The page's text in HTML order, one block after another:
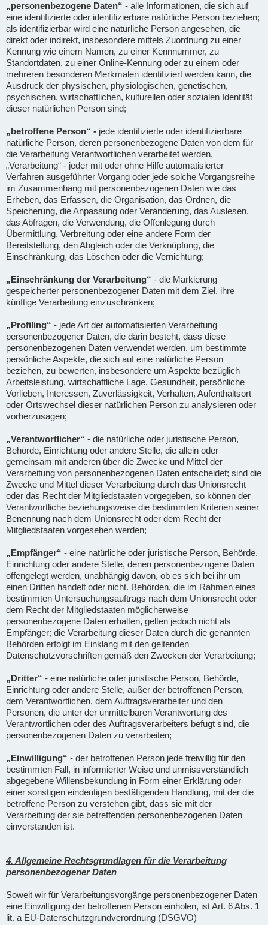
„personenbezogene Daten“ - alle Informationen, die sich auf
eine identifizierte oder identifizierbare natürliche Person beziehen;
als identifizierbar wird eine natürliche Person angesehen, die
direkt oder indirekt, insbesondere mittels Zuordnung zu einer
Kennung wie einem Namen, zu einer Kennnummer, zu
Standortdaten, zu einer Online-Kennung oder zu einem oder
mehreren besonderen Merkmalen identifiziert werden kann, die
Ausdruck der physischen, physiologischen, genetischen,
psychischen, wirtschaftlichen, kulturellen oder sozialen Identität
dieser natürlichen Person sind;
„betroffene Person“ - jede identifizierte oder identifizierbare
natürliche Person, deren personenbezogene Daten von dem für
die Verarbeitung Verantwortlichen verarbeitet werden.
„Verarbeitung“ - jeder mit oder ohne Hilfe automatisierter
Verfahren ausgeführter Vorgang oder jede solche Vorgangsreihe
im Zusammenhang mit personenbezogenen Daten wie das
Erheben, das Erfassen, die Organisation, das Ordnen, die
Speicherung, die Anpassung oder Veränderung, das Auslesen,
das Abfragen, die Verwendung, die Offenlegung durch
Übermittlung, Verbreitung oder eine andere Form der
Bereitstellung, den Abgleich oder die Verknüpfung, die
Einschränkung, das Löschen oder die Vernichtung;
„Einschränkung der Verarbeitung“ - die Markierung
gespeicherter personenbezogener Daten mit dem Ziel, ihre
künftige Verarbeitung einzuschränken;
„Profiling“ - jede Art der automatisierten Verarbeitung
personenbezogener Daten, die darin besteht, dass diese
personenbezogenen Daten verwendet werden, um bestimmte
persönliche Aspekte, die sich auf eine natürliche Person
beziehen, zu bewerten, insbesondere um Aspekte bezüglich
Arbeitsleistung, wirtschaftliche Lage, Gesundheit, persönliche
Vorlieben, Interessen, Zuverlässigkeit, Verhalten, Aufenthaltsort
oder Ortswechsel dieser natürlichen Person zu analysieren oder
vorherzusagen;
„Verantwortlicher“ - die natürliche oder juristische Person,
Behörde, Einrichtung oder andere Stelle, die allein oder
gemeinsam mit anderen über die Zwecke und Mittel der
Verarbeitung von personenbezogenen Daten entscheidet; sind die
Zwecke und Mittel dieser Verarbeitung durch das Unionsrecht
oder das Recht der Mitgliedstaaten vorgegeben, so können der
Verantwortliche beziehungsweise die bestimmten Kriterien seiner
Benennung nach dem Unionsrecht oder dem Recht der
Mitgliedstaaten vorgesehen werden;
„Empfänger“ - eine natürliche oder juristische Person, Behörde,
Einrichtung oder andere Stelle, denen personenbezogene Daten
offengelegt werden, unabhängig davon, ob es sich bei ihr um
einen Dritten handelt oder nicht. Behörden, die im Rahmen eines
bestimmten Untersuchungsauftrags nach dem Unionsrecht oder
dem Recht der Mitgliedstaaten möglicherweise
personenbezogene Daten erhalten, gelten jedoch nicht als
Empfänger; die Verarbeitung dieser Daten durch die genannten
Behörden erfolgt im Einklang mit den geltenden
Datenschutzvorschriften gemäß den Zwecken der Verarbeitung;
„Dritter“ - eine natürliche oder juristische Person, Behörde,
Einrichtung oder andere Stelle, außer der betroffenen Person,
dem Verantwortlichen, dem Auftragsverarbeiter und den
Personen, die unter der unmittelbaren Verantwortung des
Verantwortlichen oder des Auftragsverarbeiters befugt sind, die
personenbezogenen Daten zu verarbeiten;
„Einwilligung“ - der betroffenen Person jede freiwillig für den
bestimmten Fall, in informierter Weise und unmissverständlich
abgegebene Willensbekundung in Form einer Erklärung oder
einer sonstigen eindeutigen bestätigenden Handlung, mit der die
betroffene Person zu verstehen gibt, dass sie mit der
Verarbeitung der sie betreffenden personenbezogenen Daten
einverstanden ist.
4. Allgemeine Rechtsgrundlagen für die Verarbeitung
personenbezogener Daten
Soweit wir für Verarbeitungsvorgänge personenbezogener Daten
eine Einwilligung der betroffenen Person einholen, ist Art. 6 Abs. 1
lit. a EU-Datenschutzgrundverordnung (DSGVO)